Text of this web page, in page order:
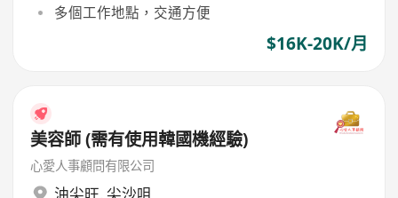
多個工作地點，交通方便
$16K-20K/月
美容師 (需有使用韓國機經驗)
心愛人事顧問有限公司
油尖旺, 尖沙咀